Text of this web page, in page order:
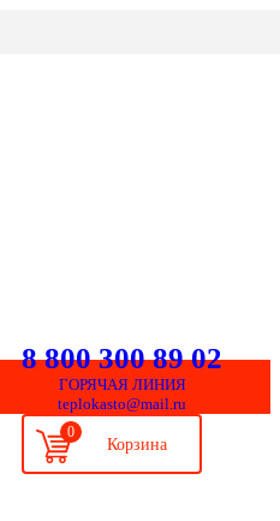
8 800 300 89 02
ГОРЯЧАЯ ЛИНИЯ
teplokasto@mail.ru
0